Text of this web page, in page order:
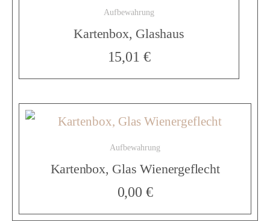
a
p
M
e
n
Aufbewahrung
Kartenbox, Glashaus
15,01 €
Aufbewahrung
Kartenbox, Glas Wienergeflecht
0,00 €